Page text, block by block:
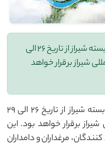
نمایشگاه بین المللی دام و طیور و صنایع وابسته شیراز از تاریخ 26 الی
بین المللی شیراز برقرار خواهد
نمایشگاه بین المللی دام و طیور و صنایع وابسته شیراز از تاریخ 26 الی 29
المللی شیراز برقرار خواهد بود. این
مرغداران و دامداران